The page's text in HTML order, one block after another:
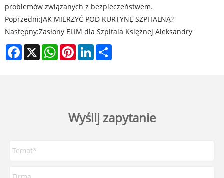
problemów związanych z bezpieczeństwem.
Poprzedni:JAK MIERZYĆ POD KURTYNĘ SZPITALNĄ?
Następny:Zasłony ELIM dla Szpitala Księżnej Aleksandry
Facebook
X WhatsAppPinterestLinkedIn
Wyślij zapytanie